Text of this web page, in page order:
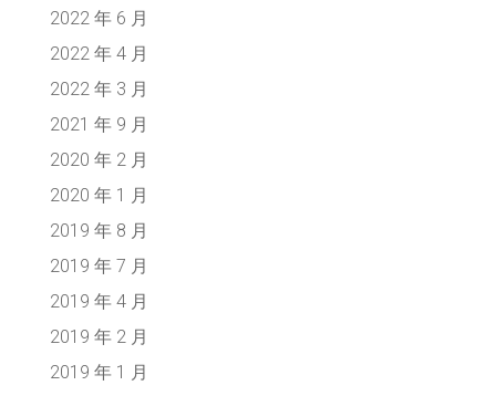
2022 年 6 月
2022 年 4 月
2022 年 3 月
2021 年 9 月
2020 年 2 月
2020 年 1 月
2019 年 8 月
2019 年 7 月
2019 年 4 月
2019 年 2 月
2019 年 1 月